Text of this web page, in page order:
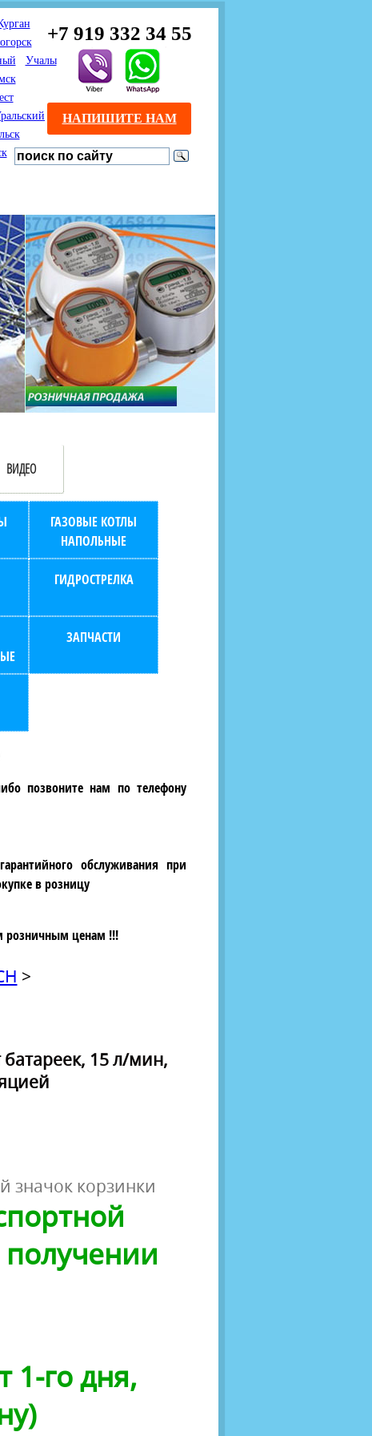
+7 919 332 34 55
Учалы
НАПИШИТЕ НАМ
Предлагаем взаимовыгодное
сотрудничество
монтажникам газового
оборудования. Если Вы
занимаетесь установкой
газового оборудования, мы
предлагаем Вам оптовые
цены и документарное
сопровождение Ваших
продаж (берем всю
бухгалтерию "на себя")
ВИДЕО
ГАЗОВЫЕ КОТЛЫ
НАПОЛЬНЫЕ
ГИДРОСТРЕЛКА
ЗАПЧАСТИ
позвоните нам по телефону
обслуживания при
в розницу
розничным ценам !!!
>
батареек, 15 л/мин,
значок корзинки
1-го дня,